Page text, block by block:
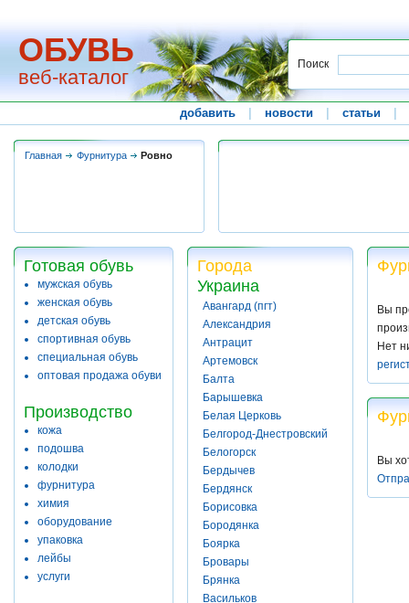
ОБУВЬ
веб-каталог
Поиск
добавить новости статьи
Главная Фурнитура Ровно
Готовая обувь
мужская обувь
женская обувь
детская обувь
спортивная обувь
специальная обувь
оптовая продажа обуви
Производство
кожа
подошва
колодки
фурнитура
химия
оборудование
упаковка
лейбы
услуги
Города
Украина
Авангард (пгт)
Александрия
Антрацит
Артемовск
Балта
Барышевка
Белая Церковь
Белгород-Днестровский
Белогорск
Бердычев
Бердянск
Борисовка
Бородянка
Боярка
Бровары
Брянка
Васильков
Вы
Нет
Вы